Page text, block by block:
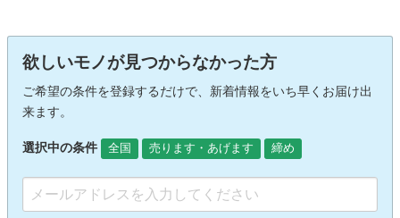
欲しいモノが見つからなかった方
ご希望の条件を登録するだけで、新着情報をいち早くお届け出
来ます。
選択中の条件 全国 売ります・あげます 締め